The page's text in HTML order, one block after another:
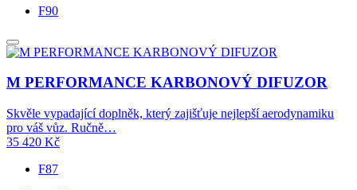
F90
M PERFORMANCE KARBONOVÝ DIFUZOR
Skvěle vypadající doplněk, který zajišťuje nejlepší aerodynamiku
pro váš vůz. Ručně…
35 420 Kč
F87